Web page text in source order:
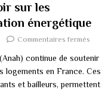
sur les
énergétique
Commentaires fermés
continue de soutenir
logements en France. Ces
et bailleurs, permettent